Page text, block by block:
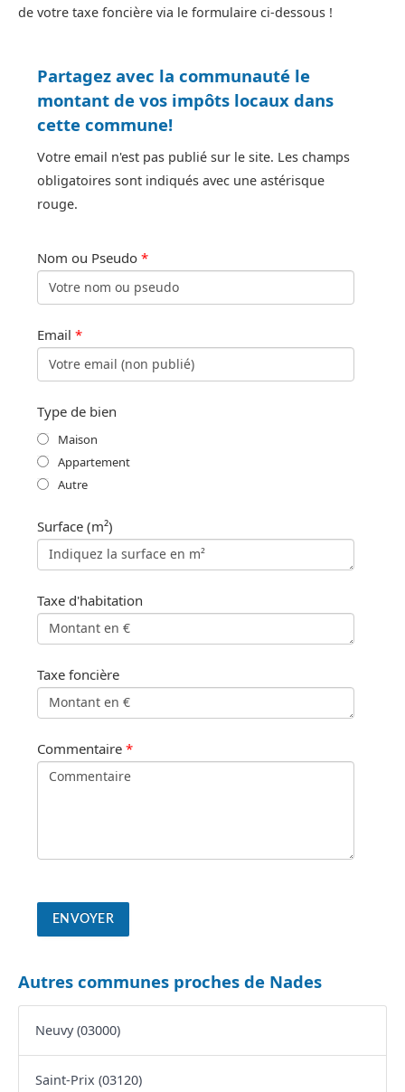
de votre taxe foncière via le formulaire ci-dessous !
Partagez avec la communauté le
montant de vos impôts locaux dans
cette commune!
Votre email n'est pas publié sur le site. Les champs
obligatoires sont indiqués avec une astérisque
rouge.
Nom ou Pseudo *
Email *
Type de bien
Maison
Appartement
Autre
Surface (m²)
Taxe d'habitation
Taxe foncière
Commentaire *
Autres communes proches de Nades
Neuvy (03000)
Saint-Prix (03120)